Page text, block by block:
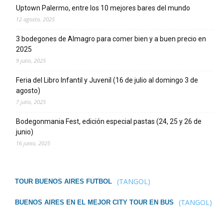
Uptown Palermo, entre los 10 mejores bares del mundo
12 agosto, 2025
3 bodegones de Almagro para comer bien y a buen precio en
2025
9 julio, 2025
Feria del Libro Infantil y Juvenil (16 de julio al domingo 3 de
agosto)
7 julio, 2025
Bodegonmania Fest, edición especial pastas (24, 25 y 26 de
junio)
16 junio, 2025
TOUR BUENOS AIRES FUTBOL (TANGOL)
BUENOS AIRES EN EL MEJOR CITY TOUR EN BUS (TANGOL)